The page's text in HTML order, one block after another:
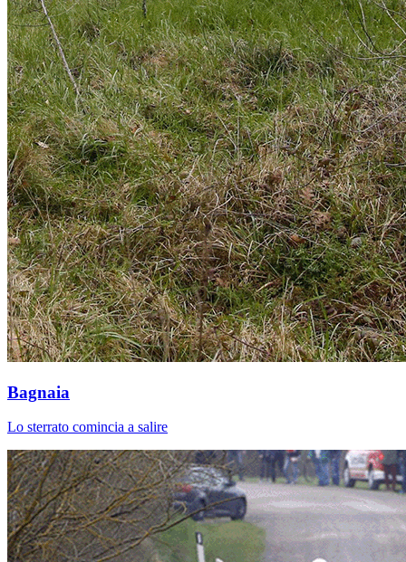
Bagnaia
Lo sterrato comincia a salire